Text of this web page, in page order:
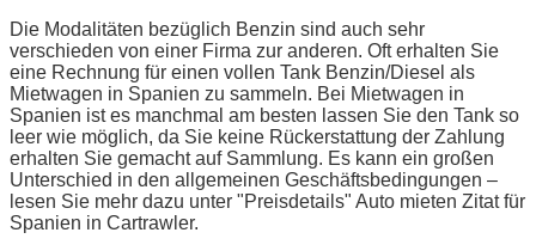
Die Modalitäten bezüglich Benzin sind auch sehr
verschieden von einer Firma zur anderen. Oft erhalten Sie
eine Rechnung für einen vollen Tank Benzin/Diesel als
Mietwagen in Spanien zu sammeln. Bei Mietwagen in
Spanien ist es manchmal am besten lassen Sie den Tank so
leer wie möglich, da Sie keine Rückerstattung der Zahlung
erhalten Sie gemacht auf Sammlung. Es kann ein großen
Unterschied in den allgemeinen Geschäftsbedingungen –
lesen Sie mehr dazu unter "Preisdetails" Auto mieten Zitat für
Spanien in Cartrawler.